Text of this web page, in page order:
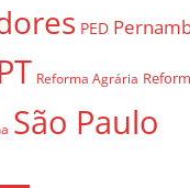
PED
Reforma Agrária
São Paulo